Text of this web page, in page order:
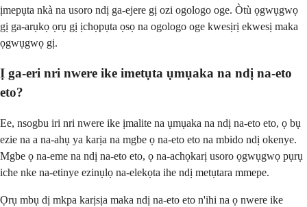
ịmepụta nkà na usoro ndị ga-ejere gị ozi ogologo oge. Òtù ọgwụgwọ
gị ga-arụkọ ọrụ gị ịchọpụta ọsọ na ogologo oge kwesịrị ekwesị maka
ọgwụgwọ gị.
Ị ga-eri nri nwere ike imetụta ụmụaka na ndị na-eto
eto?
Ee, nsogbu iri nri nwere ike ịmalite na ụmụaka na ndị na-eto eto, ọ bụ
ezie na a na-ahụ ya karịa na mgbe ọ na-eto eto na mbido ndị okenye.
Mgbe ọ na-eme na ndị na-eto eto, ọ na-achọkarị usoro ọgwụgwọ pụrụ
iche nke na-etinye ezinụlọ na-elekọta ihe ndị metụtara mmepe.
Ọrụ mbụ dị mkpa karịsịa maka ndị na-eto eto n'ihi na ọ nwere ike